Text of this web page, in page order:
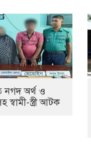
নগদ অর্থ ও
স্ত্রী আটক